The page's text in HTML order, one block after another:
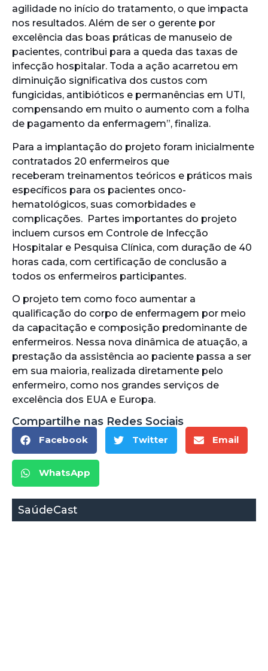
agilidade no início do tratamento, o que impacta
nos resultados. Além de ser o gerente por
excelência das boas práticas de manuseio de
pacientes, contribui para a queda das taxas de
infecção hospitalar. Toda a ação acarretou em
diminuição significativa dos custos com
fungicidas, antibióticos e permanências em UTI,
compensando em muito o aumento com a folha
de pagamento da enfermagem”, finaliza.
Para a implantação do projeto foram inicialmente
contratados 20 enfermeiros que
receberam treinamentos teóricos e práticos mais
específicos para os pacientes onco-
hematológicos, suas comorbidades e
complicações. Partes importantes do projeto
incluem cursos em Controle de Infecção
Hospitalar e Pesquisa Clínica, com duração de 40
horas cada, com certificação de conclusão a
todos os enfermeiros participantes.
O projeto tem como foco aumentar a
qualificação do corpo de enfermagem por meio
da capacitação e composição predominante de
enfermeiros. Nessa nova dinâmica de atuação, a
prestação da assistência ao paciente passa a ser
em sua maioria, realizada diretamente pelo
enfermeiro, como nos grandes serviços de
excelência dos EUA e Europa.
Compartilhe nas Redes Sociais
Facebook Twitter Email
WhatsApp
SaúdeCast